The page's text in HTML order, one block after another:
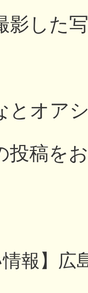
影した
とオア
投稿を
情報】広